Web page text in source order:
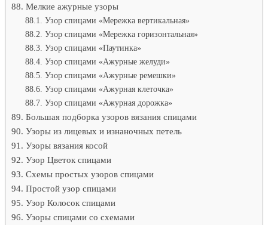
Мелкие ажурные узоры
Узор спицами «Мережка вертикальная»
Узор спицами «Мережка горизонтальная»
Узор спицами «Паутинка»
Узор спицами «Ажурные желуди»
Узор спицами «Ажурные ремешки»
Узор спицами «Ажурная клеточка»
Узор спицами «Ажурная дорожка»
Большая подборка узоров вязания спицами
Узоры из лицевых и изнаночных петель
Узоры вязания косой
Узор Цветок спицами
Схемы простых узоров спицами
Простой узор спицами
Узор Колосок спицами
Узоры спицами со схемами